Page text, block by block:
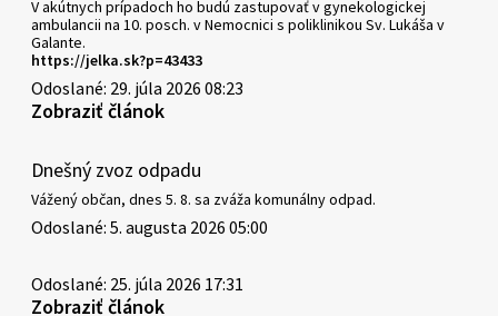
V akútnych prípadoch ho budú zastupovať v gynekologickej
ambulancii na 10. posch. v Nemocnici s poliklinikou Sv. Lukáša v
Galante.
https://jelka.sk?p=43433
Odoslané: 29. júla 2026 08:23
Zobraziť článok
Dnešný zvoz odpadu
Vážený občan, dnes 5. 8. sa zváža komunálny odpad.
Odoslané: 5. augusta 2026 05:00
Odoslané: 25. júla 2026 17:31
Zobraziť článok